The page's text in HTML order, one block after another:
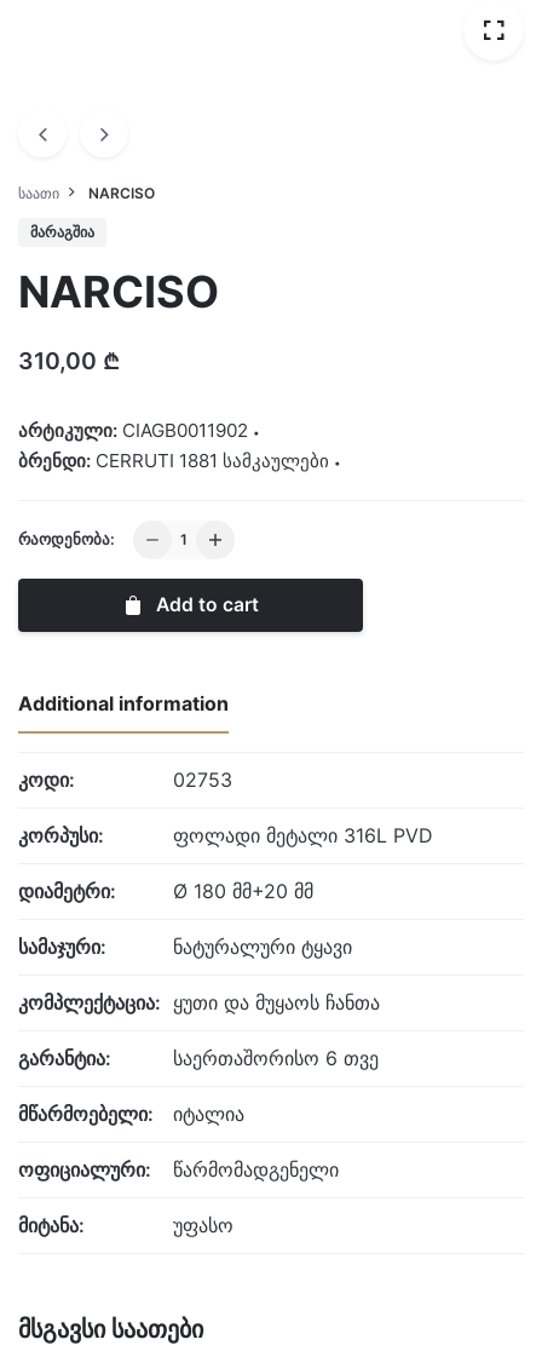
ᲡᲐᲐᲗᲘ NARCISO
ᲛᲐᲠᲐᲒᲨᲘᲐ
NARCISO
310,00 ₾
არტიკული: CIAGB0011902
ბრენდი: CERRUTI 1881 სამკაულები
ᲠᲐᲝᲓᲔᲜᲝᲑᲐ:
NARCISO
Add to cart
Additional information
კოდი: 02753
კორპუსი: ფოლადი მეტალი 316L PVD
დიამეტრი: Ø 180 მმ+20 მმ
სამაჯური: ნატურალური ტყავი
კომპლექტაცია: ყუთი და მუყაოს ჩანთა
გარანტია: საერთაშორისო 6 თვე
მწარმოებელი: იტალია
ოფიციალური: წარმომადგენელი
მიტანა: უფასო
მსგავსი საათები